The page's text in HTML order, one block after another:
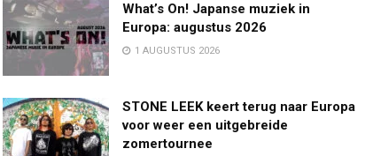
What’s On! Japanse muziek in
Europa: augustus 2026
1 AUGUSTUS 2026
STONE LEEK keert terug naar Europa
voor weer een uitgebreide
zomertournee